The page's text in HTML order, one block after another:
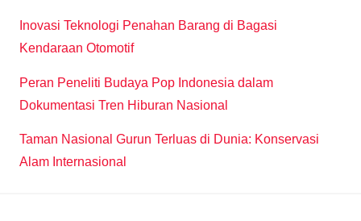
Inovasi Teknologi Penahan Barang di Bagasi
Kendaraan Otomotif
Peran Peneliti Budaya Pop Indonesia dalam
Dokumentasi Tren Hiburan Nasional
Taman Nasional Gurun Terluas di Dunia: Konservasi
Alam Internasional